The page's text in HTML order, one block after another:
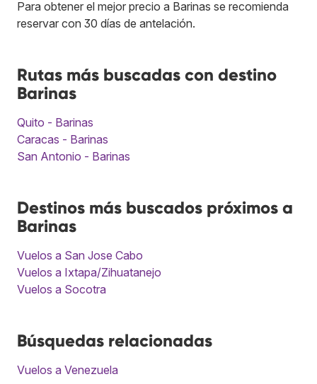
Para obtener el mejor precio a Barinas se recomienda
reservar con 30 días de antelación.
Rutas más buscadas con destino
Barinas
Quito - Barinas
Caracas - Barinas
San Antonio - Barinas
Destinos más buscados próximos a
Barinas
Vuelos a San Jose Cabo
Vuelos a Ixtapa/Zihuatanejo
Vuelos a Socotra
Búsquedas relacionadas
Vuelos a Venezuela